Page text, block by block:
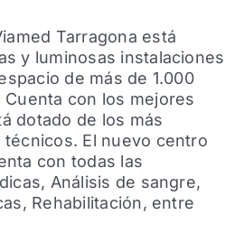
Tarragona está
y luminosas instalaciones
de más de 1.000
con los mejores
dotado de los más
El nuevo centro
con todas las
sangre,
Rehabilitación, entre